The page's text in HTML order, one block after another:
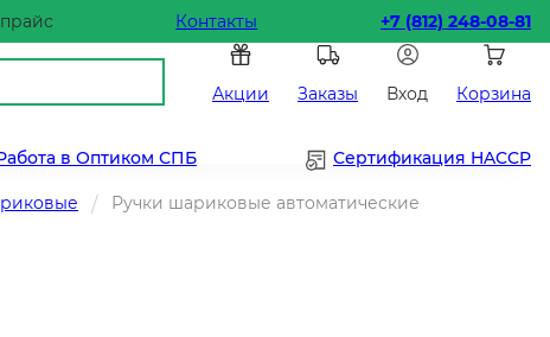
Контакты +7 (812) 248-08-81
Акции Заказы Вход Корзина
в Оптиком СПБ Сертификация HACCP
Ручки шариковые автоматические